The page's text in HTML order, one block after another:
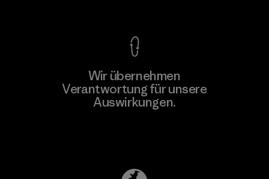
Wir übernehmen
Verantwortung für unsere
Auswirkungen.